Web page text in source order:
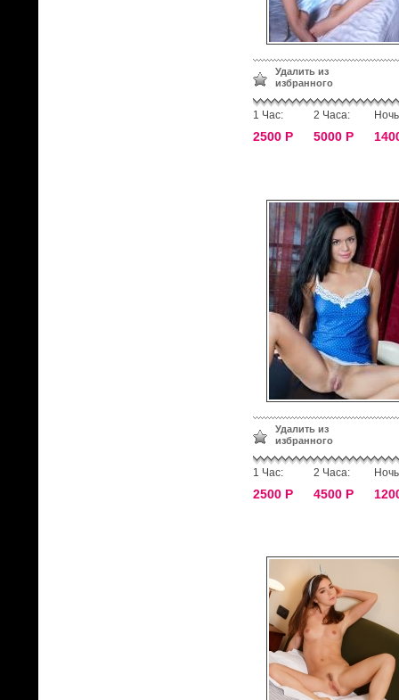
Удалить из
избранного
1 Час:
2500 Р
2 Часа:
5000 Р
Удалить из
избранного
1 Час:
2500 Р
2 Часа:
4500 Р